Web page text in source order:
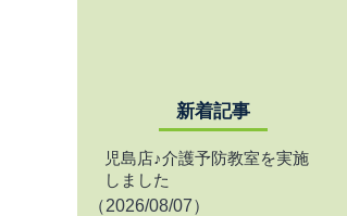
新着記事
児島店♪介護予防教室を実施
しました
（2026/08/07）